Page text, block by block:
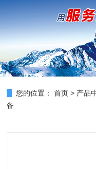
您的位置： 首页 > 产品
备